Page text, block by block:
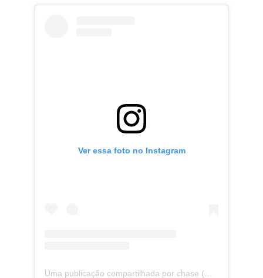
Ver essa foto no Instagram